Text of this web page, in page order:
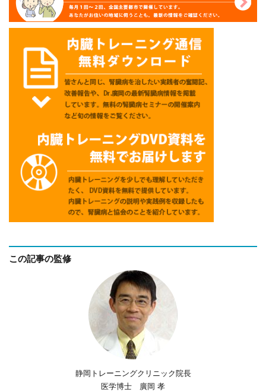
この記事の監修
静岡トレーニングクリニック院長
医学博士 廣岡 孝